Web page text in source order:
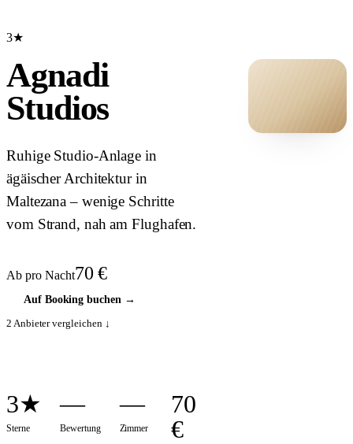
3★
Agnadi
Studios
Ruhige Studio-Anlage in
ägäischer Architektur in
Maltezana – wenige Schritte
vom Strand, nah am Flughafen.
Ab pro Nacht70 €
Auf Booking buchen→
2 Anbieter vergleichen ↓
3★
Sterne
—
Bewertung
—
Zimmer
70
€